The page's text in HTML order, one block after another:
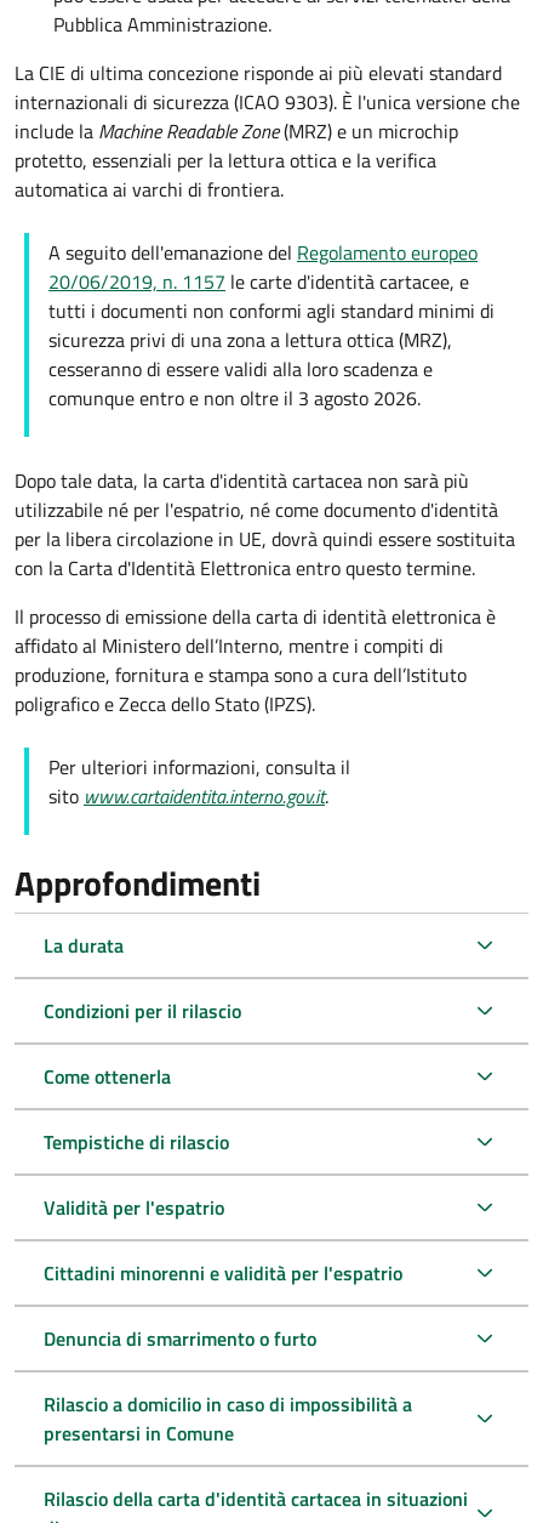
Pubblica Amministrazione.
La CIE di ultima concezione risponde ai più elevati standard
internazionali di sicurezza (ICAO 9303). È l'unica versione che
include la Machine Readable Zone(MRZ) e un microchip
protetto, essenziali per la lettura ottica e la verifica
automatica ai varchi di frontiera.
A seguito dell'emanazione del Regolamento europeo
20/06/2019, n. 1157 le carte d'identità cartacee, e
tutti i documenti non conformi agli standard minimi di
sicurezza privi di una zona a lettura ottica (MRZ),
cesseranno di essere validi alla loro scadenza e
comunque entro e non oltre il 3 agosto 2026.
Dopo tale data, la carta d'identità cartacea non sarà più
utilizzabile né per l'espatrio, né come documento d'identità
per la libera circolazione in UE, dovrà quindi essere sostituita
con la Carta d'Identità Elettronica entro questo termine.
Il processo di emissione della carta di identità elettronica è
affidato al Ministero dell’Interno, mentre i compiti di
produzione, fornitura e stampa sono a cura dell’Istituto
poligrafico e Zecca dello Stato (IPZS).
Per ulteriori informazioni, consulta il
sito www.cartaidentita.interno.gov.it.
Approfondimenti
La durata
Condizioni per il rilascio
Come ottenerla
Tempistiche di rilascio
Validità per l'espatrio
Cittadini minorenni e validità per l'espatrio
Denuncia di smarrimento o furto
Rilascio a domicilio in caso di impossibilità a
presentarsi in Comune
Rilascio della carta d'identità cartacea in situazioni